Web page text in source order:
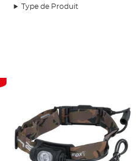
de nos lampes peuvent
nombreux pêcheurs
ainsi que les experts de
la pêche accessible à tous et
du succès à la pêche, et un
Type de Produit